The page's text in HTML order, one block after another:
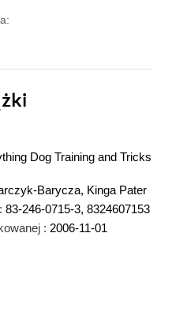
Dog Training and Tricks
Barycza, Kinga Pater
83-246-0715-3, 8324607153
: 2006-11-01